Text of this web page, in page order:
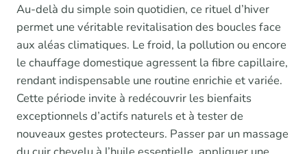
Au-delà du simple soin quotidien, ce rituel d’hiver
permet une véritable revitalisation des boucles face
aux aléas climatiques. Le froid, la pollution ou encore
le chauffage domestique agressent la fibre capillaire,
rendant indispensable une routine enrichie et variée.
Cette période invite à redécouvrir les bienfaits
exceptionnels d’actifs naturels et à tester de
nouveaux gestes protecteurs. Passer par un massage